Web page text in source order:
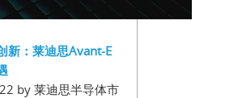
新：莱迪思Avant-E
by 莱迪思半导体市